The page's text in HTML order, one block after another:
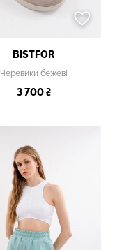
BISTFOR
Черевики бежеві
3 700 ₴